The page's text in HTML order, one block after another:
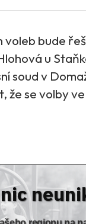
bude
u
soud v
že se volby